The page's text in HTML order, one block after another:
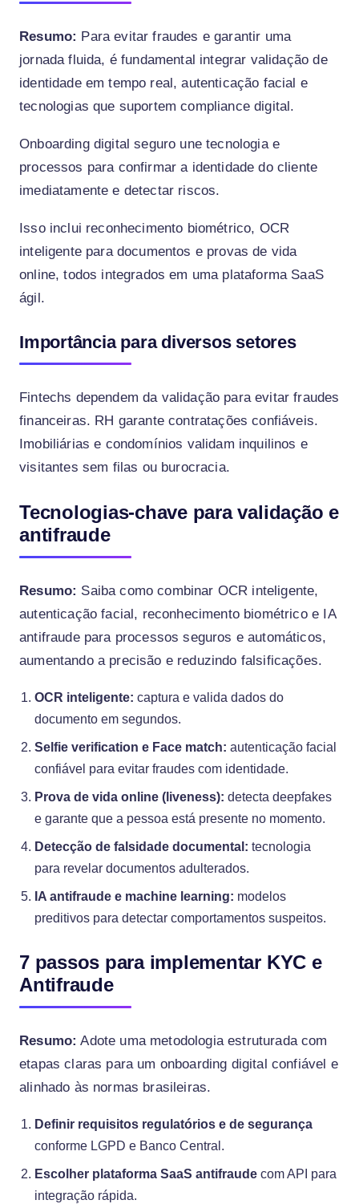
Resumo: Para evitar fraudes e garantir uma
jornada fluida, é fundamental integrar validação de
identidade em tempo real, autenticação facial e
tecnologias que suportem compliance digital.
Onboarding digital seguro une tecnologia e
processos para confirmar a identidade do cliente
imediatamente e detectar riscos.
Isso inclui reconhecimento biométrico, OCR
inteligente para documentos e provas de vida
online, todos integrados em uma plataforma SaaS
ágil.
Importância para diversos setores
Fintechs dependem da validação para evitar fraudes
financeiras. RH garante contratações confiáveis.
Imobiliárias e condomínios validam inquilinos e
visitantes sem filas ou burocracia.
Tecnologias-chave para validação e
antifraude
Resumo: Saiba como combinar OCR inteligente,
autenticação facial, reconhecimento biométrico e IA
antifraude para processos seguros e automáticos,
aumentando a precisão e reduzindo falsificações.
OCR inteligente: captura e valida dados do
documento em segundos.
Selfie verification e Face match: autenticação facial
confiável para evitar fraudes com identidade.
Prova de vida online (liveness): detecta deepfakes
e garante que a pessoa está presente no momento.
Detecção de falsidade documental: tecnologia
para revelar documentos adulterados.
IA antifraude e machine learning: modelos
preditivos para detectar comportamentos suspeitos.
7 passos para implementar KYC e
Antifraude
Resumo: Adote uma metodologia estruturada com
etapas claras para um onboarding digital confiável e
alinhado às normas brasileiras.
Definir requisitos regulatórios e de segurança
conforme LGPD e Banco Central.
Escolher plataforma SaaS antifraude com API para
integração rápida.